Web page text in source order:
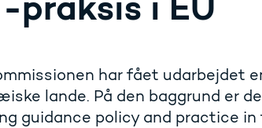
har fået udarbejdet
lande. På den baggrund er
guidance policy and practice